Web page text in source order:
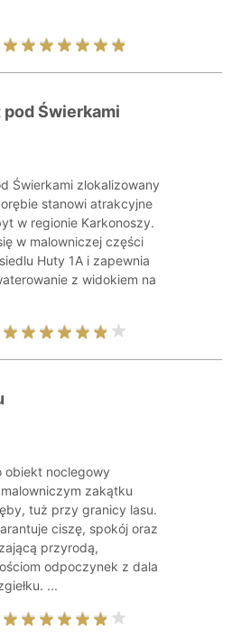
Świerkami
Świerkami zlokalizowany
stanowi atrakcyjne
w regionie Karkonoszy.
w malowniczej części
Huty 1A i zapewnia
z widokiem na
obiekt noclegowy
zakątku
tuż przy granicy lasu.
ciszę, spokój oraz
przyrodą,
odpoczynek z dala
...